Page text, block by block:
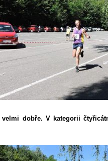
dobře. V kategorii